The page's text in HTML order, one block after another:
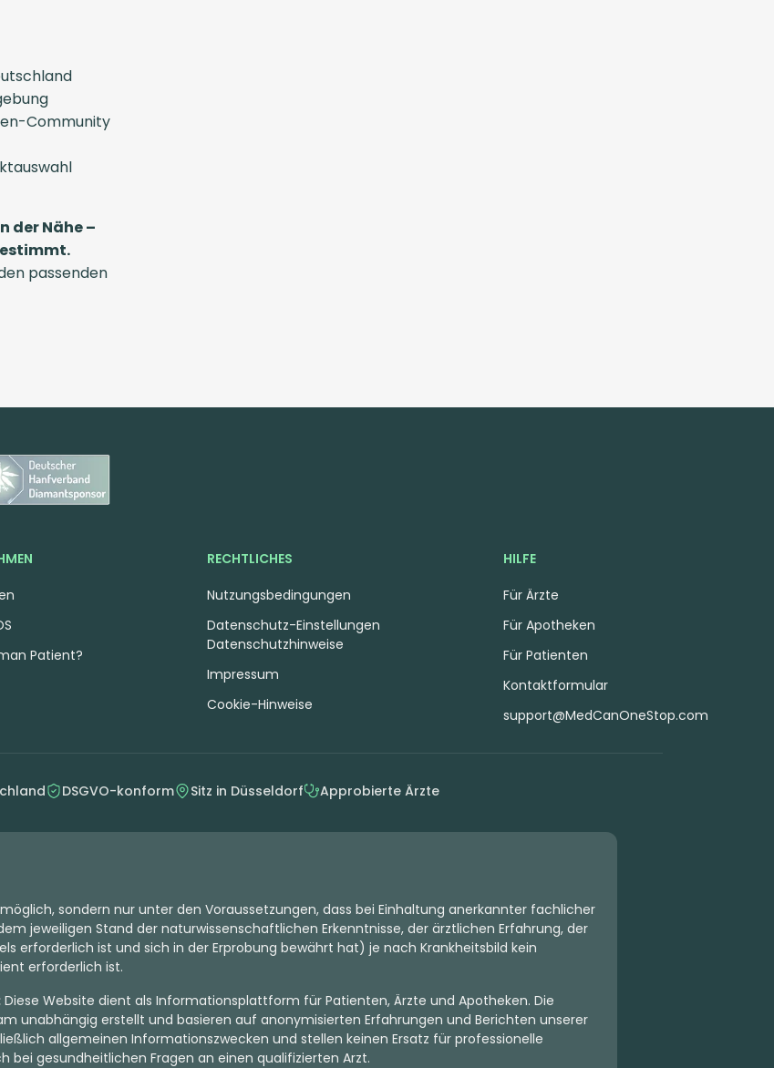
Community
der Nähe –
passenden
Patient?
HILFE
Für Ärzte
Für Apotheken
Für Patienten
Kontaktformular
support@MedCanOneStop.com
RECHTLICHES
Nutzungsbedingungen
Datenschutzhinweise
Impressum
Cookie-Hinweise
Datenschutz-Einstellungen
DSGVO-konform Sitz in Düsseldorf Approbierte Ärzte
sondern nur unter den Voraussetzungen, dass bei Einhaltung anerkannter fachlicher
jeweiligen Stand der naturwissenschaftlichen Erkenntnisse, der ärztlichen Erfahrung, der
erforderlich ist und sich in der Erprobung bewährt hat) je nach Krankheitsbild kein
erforderlich ist.
Diese Website dient als Informationsplattform für Patienten, Ärzte und Apotheken. Die
unabhängig erstellt und basieren auf anonymisierten Erfahrungen und Berichten unserer
allgemeinen Informationszwecken und stellen keinen Ersatz für professionelle
bei gesundheitlichen Fragen an einen qualifizierten Arzt.